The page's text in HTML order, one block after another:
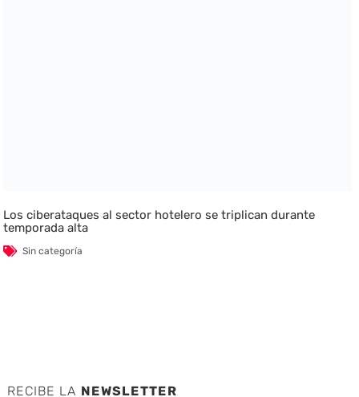
Los ciberataques al sector hotelero se triplican durante
temporada alta
Sin categoría
RECIBE LA NEWSLETTER